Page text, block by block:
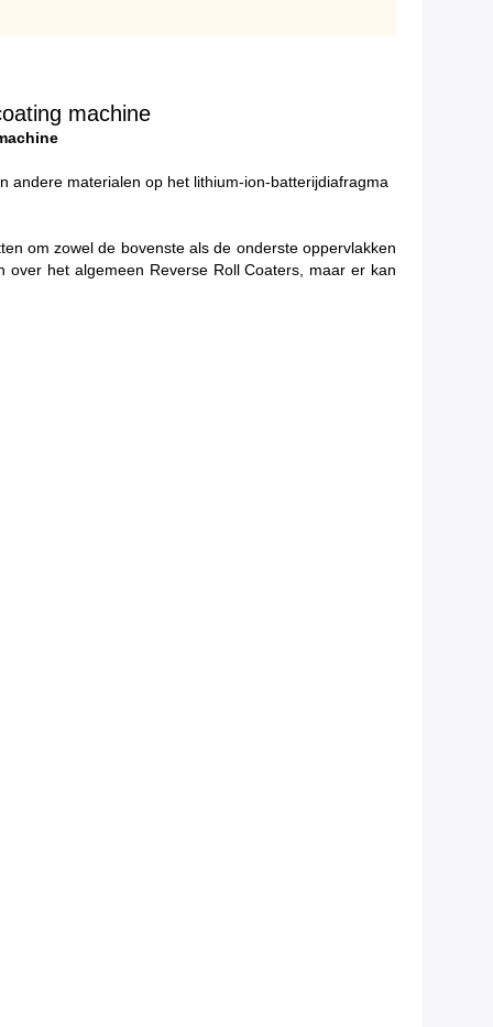
machine
andere materialen op het lithium-ion-batterijdiafragma
om zowel de bovenste als de onderste oppervlakken
het algemeen Reverse Roll Coaters, maar er kan